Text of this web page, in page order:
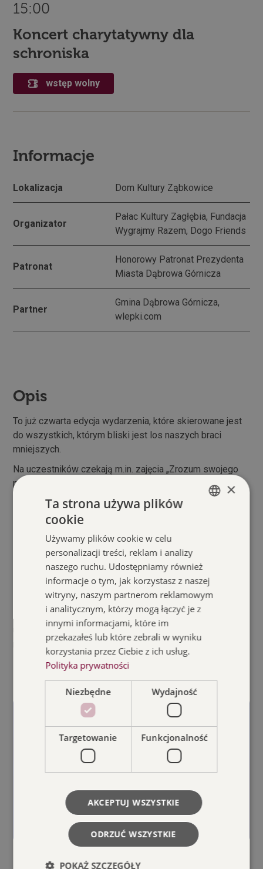
15:00
Koncert charytatywny dla
schroniska
wstęp wolny
Informacje
Lokalizacja Dom Kultury Ząbkowice
Organizator
Pałac Kultury Zagłębia, Fundacja
Wygrajmy Razem, Dogo Friends
Patronat
Honorowy Patronat Prezydenta
Miasta Dąbrowa Górnicza
Partner
Gmina Dąbrowa Górnicza,
wlepki.com
Opis
To już czwarta edycja wydarzenia, które skierowane jest
do wszystkich, którym bliski jest los naszych braci
mniejszych.
Na uczestników czekają m.in. zajęcia „Zrozum swojego
psa” z Kariną Suchorowską trenerką w Piesełko (15:00)
oraz podcast „PSYpadki” duetu Zula Przybylińska i Ania
Łukaszuk (16:00). W akcji wezmą także udział Związek
Kynologiczny w Polsce Oddział Bytom, NoseWorld
z pokazem nose work, PsychoVetka i pierwsza pomoc
dla zwierząt oraz – oczywiście – Schronisko PsiKot
w Chorzowie. Podczas części artystycznej wystąpią
wokaliści z Elise Voice Studio oraz uczestnicy BomBarda
Dance Academy.
Osoby, które chcą wesprzeć schronisko mogą wziąć
udział w licytacji (18:00) lub przynieść karmę dla
milusińskich.
Zapisz się do
newslettera
na bieżąco z tym, co u nas!
×
Ta strona używa plików
cookie
Używamy plików cookie w celu
personalizacji treści, reklam i analizy
naszego ruchu. Udostępniamy również
informacje o tym, jak korzystasz z naszej
witryny, naszym partnerom reklamowym
i analitycznym, którzy mogą łączyć je z
innymi informacjami, które im
przekazałeś lub które zebrali w wyniku
korzystania przez Ciebie z ich usług.
Polityka prywatności
Niezbędne Wydajność
Targetowanie Funkcjonalność
AKCEPTUJ WSZYSTKIE
ODRZUĆ WSZYSTKIE
POKAŻ SZCZEGÓŁY